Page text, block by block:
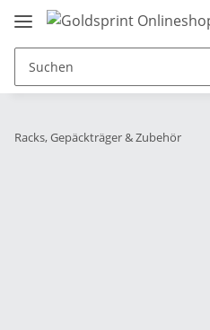
Racks, Gepäckträger & Zubehör